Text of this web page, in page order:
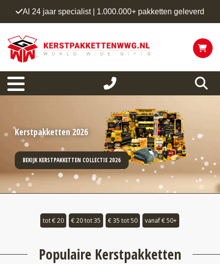
Al 24 jaar specialist | 1.000.000+ pakketten geleverd
Kerstpakketten 2026
BEKIJK KERSTPAKKETTEN COLLECTIE 2026
tot € 20 € 20 tot 35 € 35 tot 50 vanaf € 50+
Populaire Kerstpakketten